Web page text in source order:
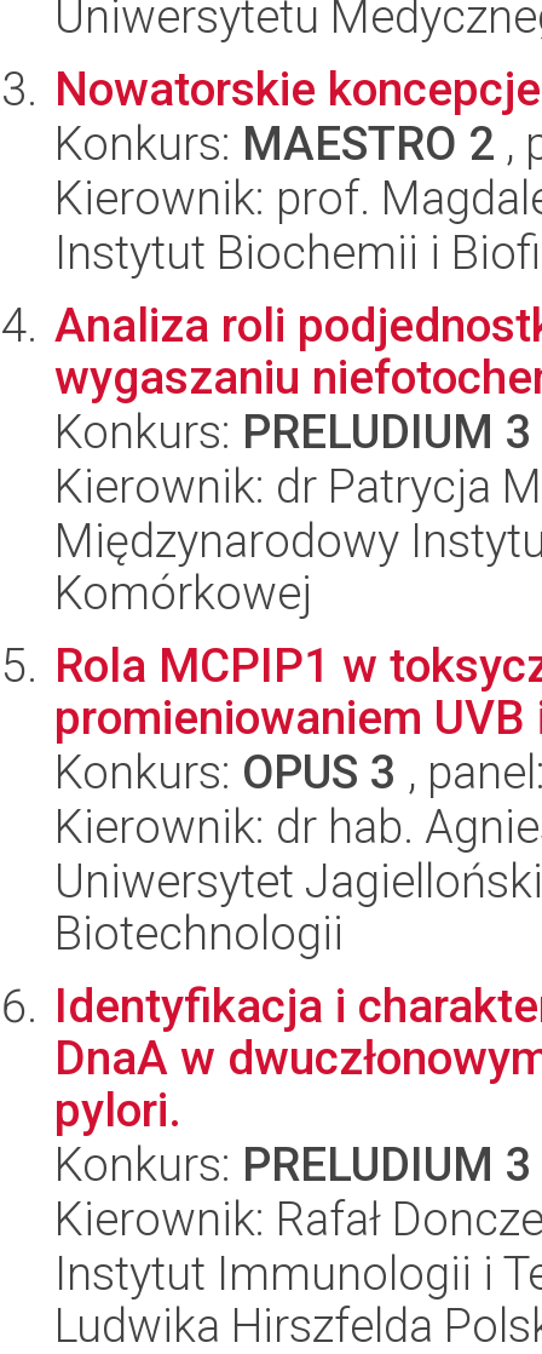
Uniwersytetu
Nowatorskie
Konkurs: MAESTRO 2 ,
Kierownik: prof.
Instytut Biochemii i
Analiza roli
wygaszaniu
Konkurs: PRELUDIUM 3
Kierownik: dr Patrycja
Międzynarodowy
Komórkowej
Rola MCPIP1 w
promieniowaniem
Konkurs: OPUS 3 ,
Kierownik: dr hab.
Uniwersytet
Biotechnologii
Identyfikacja i
DnaA w
pylori.
Konkurs: PRELUDIUM 3
Kierownik: Rafał
Instytut Immunologii i
Ludwika Hirszfelda